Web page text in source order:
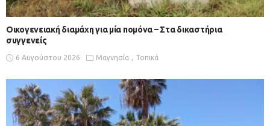
Οικογενειακή διαμάχη για μία πομόνα – Στα δικαστήρια
συγγενείς
6 Αυγούστου 2026 Μαγνησία Τοπικά